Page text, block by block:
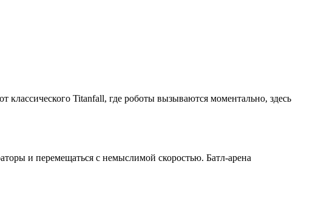
Titanfall, где роботы вызываются моментально, здесь
и перемещаться с немыслимой скоростью. Батл-арена